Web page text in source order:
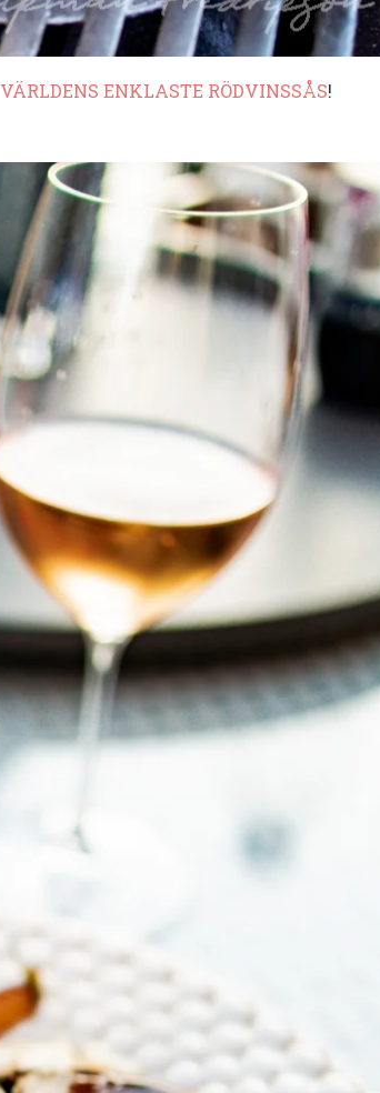
VÄRLDENS ENKLASTE RÖDVINSSÅS!